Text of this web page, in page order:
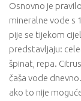
Osnovno je
mineralne vode s
pije se tijekom
predstavljaju:
špinat, repa.
čaša vode
ako to nije